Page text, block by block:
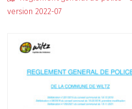
version 2022-07